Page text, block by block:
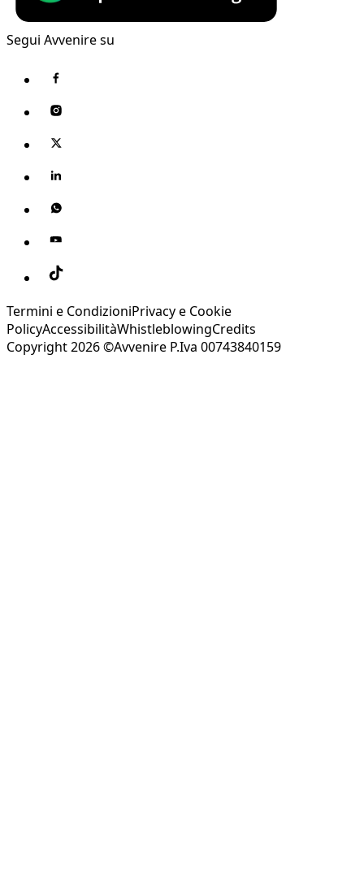
Segui Avvenire su
Termini e CondizioniPrivacy e Cookie
PolicyAccessibilitàWhistleblowingCredits
Copyright 2026 ©Avvenire P.Iva 00743840159